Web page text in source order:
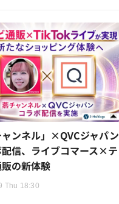
ャンネル」×QVCジャパン
配信、ライブコマース×テ
の新体験
Thu 18:30